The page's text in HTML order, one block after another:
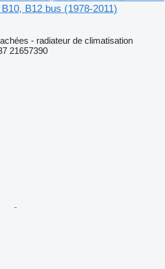
B12 bus (1978-2011)
- radiateur de climatisation
21657390